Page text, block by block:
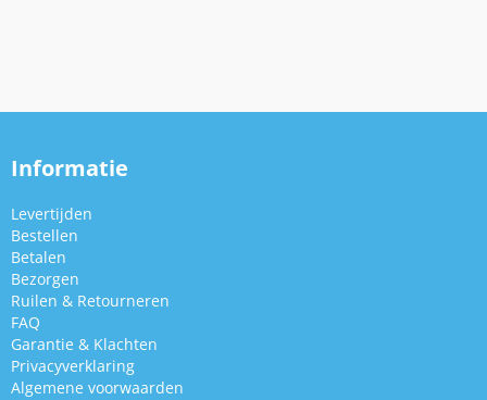
Informatie
Levertijden
Bestellen
Betalen
Bezorgen
Ruilen & Retourneren
FAQ
Garantie & Klachten
Privacyverklaring
Algemene voorwaarden